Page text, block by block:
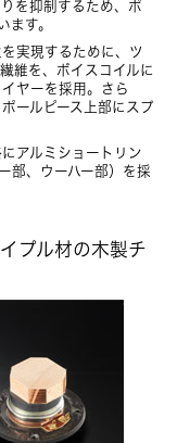
を抑制するため、ポ
ます。
実現するために、ツ
維を、ボイスコイルに
ヤーを採用。さら
ールピース上部にスプ
アルミショートリン
部、ウーハー部）を採
プル材の木製チ